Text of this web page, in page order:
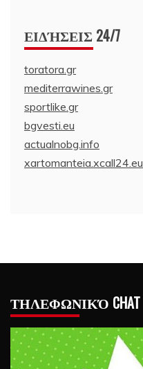
ΕΙΔΉΣΕΙΣ 24/7
toratora.gr
mediterrawines.gr
sportlike.gr
bgvesti.eu
actualnobg.info
xartomanteia.xcall24.eu
ΤΗΛΕΦΩΝΙΚΌ CHAT